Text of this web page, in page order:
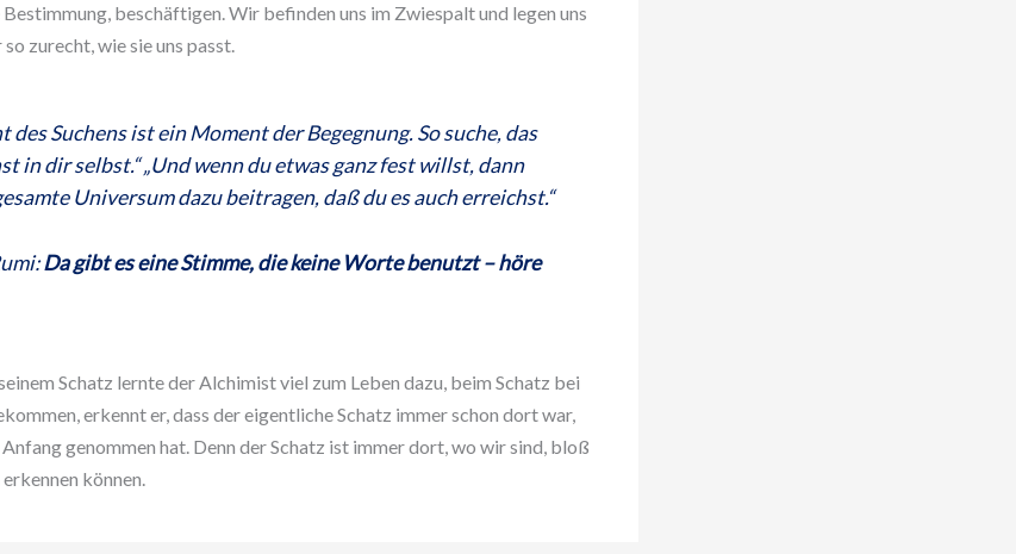
beschäftigen. Wir befinden uns im Zwiespalt und legen uns
zurecht, wie sie uns passt.
des Suchens ist ein Moment der Begegnung. So suche, das
in dir selbst.“ „Und wenn du etwas ganz fest willst, dann
Universum dazu beitragen, daß du es auch erreichst.“
Da gibt es eine Stimme, die keine Worte benutzt – höre
Schatz lernte der Alchimist viel zum Leben dazu, beim Schatz bei
erkennt er, dass der eigentliche Schatz immer schon dort war,
genommen hat. Denn der Schatz ist immer dort, wo wir sind, bloß
können.